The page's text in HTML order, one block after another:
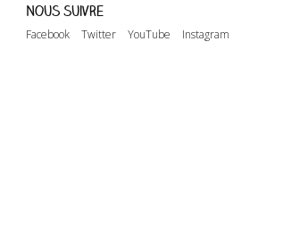
Nous suivre
Facebook Twitter YouTube Instagram